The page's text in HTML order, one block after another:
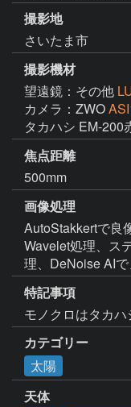
撮影地
さいたま市
撮影機材
望遠鏡：その他
カメラ：ZWO
タカハシ EM-200
焦点距離
500mm
画像処理
AutoStakkertで良
Wavelet処理、ス
理、DeNoise AI
特記事項
モノクロはタカハ
カテゴリー
太陽
天体